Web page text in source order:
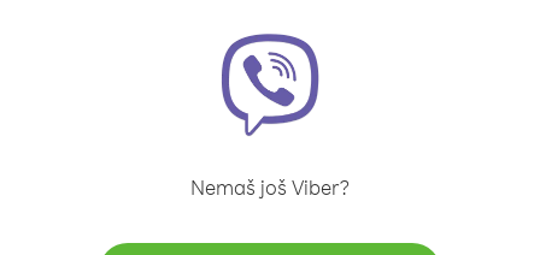
Nemaš još Viber?